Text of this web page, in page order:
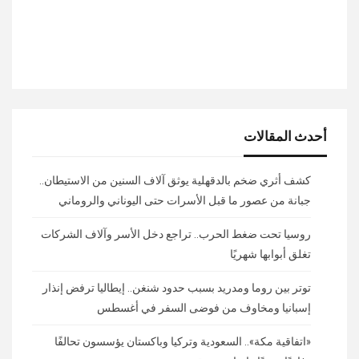
أحدث المقالات
كشف أثري ضخم بالدقهلية يوثق آلاف السنين من الاستيطان..
جبانة من عصور ما قبل الأسرات حتى اليوناني والروماني
روسيا تحت ضغط الحرب.. تراجع دخل الأسر وآلاف الشركات
تغلق أبوابها شهريًا
توتر بين روما ومدريد بسبب حدود شنغن.. إيطاليا ترفض إنذار
إسبانيا ومخاوف من فوضى السفر في أغسطس
«اتفاقية مكة».. السعودية وتركيا وباكستان يؤسسون تحالفًا